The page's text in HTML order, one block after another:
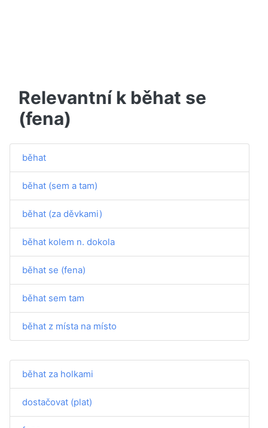
Relevantní k běhat se
(fena)
běhat
běhat (sem a tam)
běhat (za děvkami)
běhat kolem n. dokola
běhat se (fena)
běhat sem tam
běhat z místa na místo
běhat za holkami
dostačovat (plat)